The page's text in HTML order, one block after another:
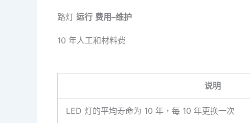
路灯 运行 费用–维护
10 年人工和材料费
说明
LED 灯的平均寿命为 10 年，每 10 年更换一次